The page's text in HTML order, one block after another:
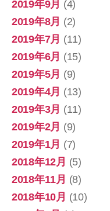
2019年9月 (4)
2019年8月 (2)
2019年7月 (11)
2019年6月 (15)
2019年5月 (9)
2019年4月 (13)
2019年3月 (11)
2019年2月 (9)
2019年1月 (7)
2018年12月 (5)
2018年11月 (8)
2018年10月 (10)